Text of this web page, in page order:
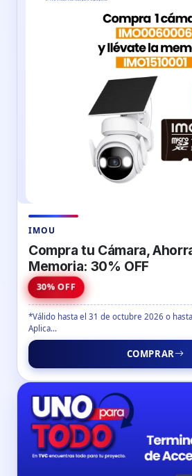
IMOU
Compra tu Cámara,
Memoria: 30% OFF
30% OFF
*Válido hasta el 31 de octubre 2026 o
Aplica...
COMPRAR